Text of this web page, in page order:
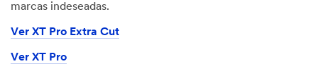
marcas indeseadas.
Ver XT Pro Extra Cut
Ver XT Pro